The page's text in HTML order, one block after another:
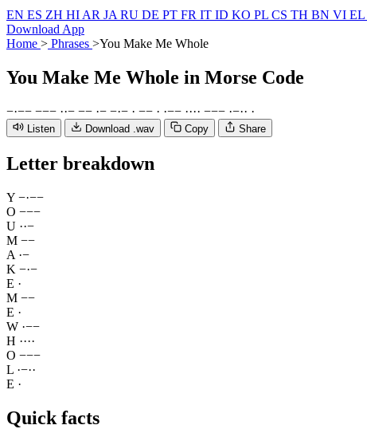
EN ES ZH HI AR JA RU DE PT FR IT ID KO PL CS TH BN VI EL
Download App
Home > Phrases >You Make Me Whole
You Make Me Whole in Morse Code
−·−− −−− ··− −− ·− −·− · −− · ·−− ···· −−− ·−·· ·
Listen Download .wav Copy Share
Letter breakdown
Y −·−−
O −−−
U ··−
M −−
A ·−
K −·−
E ·
M −−
E ·
W ·−−
H ····
O −−−
L ·−··
E ·
Quick facts